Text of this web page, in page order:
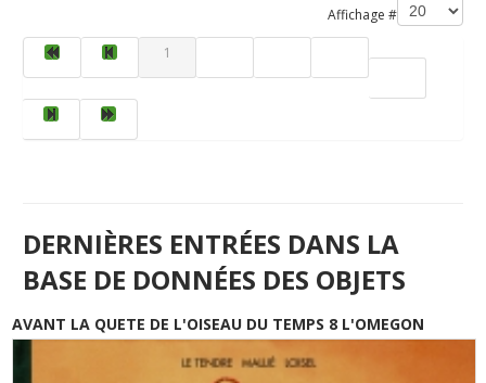
Affichage #
1
DERNIÈRES ENTRÉES DANS LA
BASE DE DONNÉES DES OBJETS
AVANT LA QUETE DE L'OISEAU DU TEMPS 8 L'OMEGON